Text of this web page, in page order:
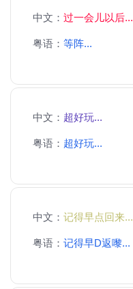
中文： 过一会儿以后...
粤语： 等阵...
中文： 超好玩...
粤语： 超好玩...
中文： 记得早点回来...
粤语： 记得早D返嚟...